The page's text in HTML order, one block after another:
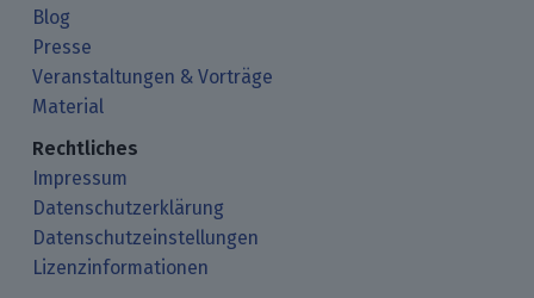
Blog
Presse
Veranstaltungen & Vorträge
Material
Rechtliches
Impressum
Datenschutzerklärung
Datenschutzeinstellungen
Lizenzinformationen